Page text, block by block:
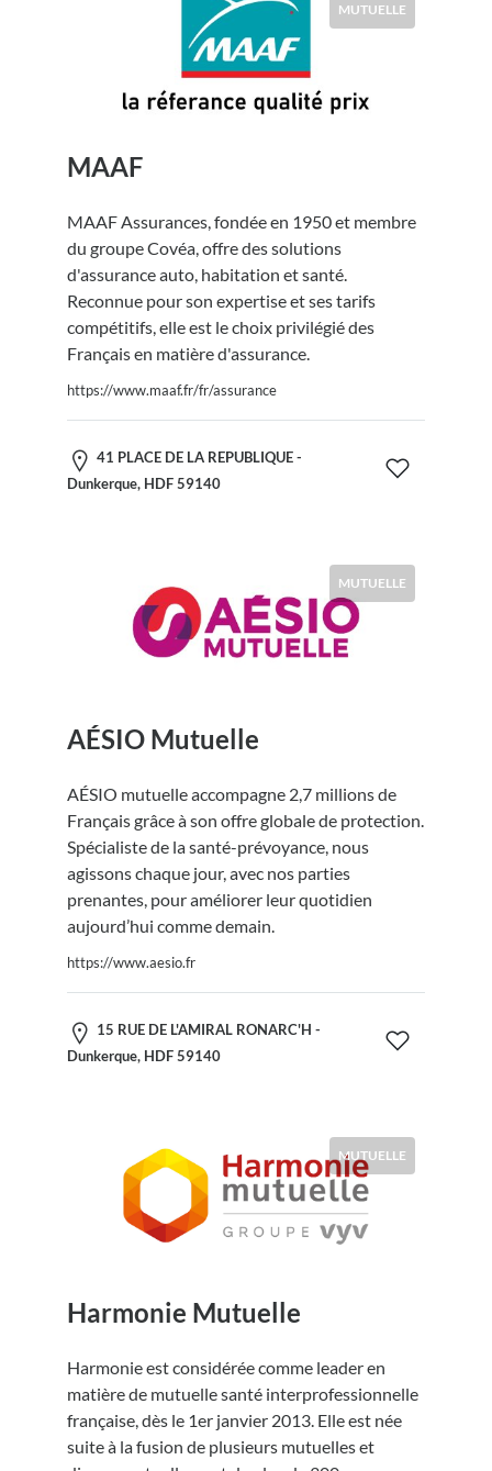
MUTUELLE
MAAF
MAAF Assurances, fondée en 1950 et membre
du groupe Covéa, offre des solutions
d'assurance auto, habitation et santé.
Reconnue pour son expertise et ses tarifs
compétitifs, elle est le choix privilégié des
Français en matière d'assurance.
https://www.maaf.fr/fr/assurance
41 PLACE DE LA REPUBLIQUE -
Dunkerque, HDF 59140
MUTUELLE
AÉSIO Mutuelle
AÉSIO mutuelle accompagne 2,7 millions de
Français grâce à son offre globale de protection.
Spécialiste de la santé-prévoyance, nous
agissons chaque jour, avec nos parties
prenantes, pour améliorer leur quotidien
aujourd’hui comme demain.
https://www.aesio.fr
15 RUE DE L'AMIRAL RONARC'H -
Dunkerque, HDF 59140
MUTUELLE
Harmonie Mutuelle
Harmonie est considérée comme leader en
matière de mutuelle santé interprofessionnelle
française, dès le 1er janvier 2013. Elle est née
suite à la fusion de plusieurs mutuelles et